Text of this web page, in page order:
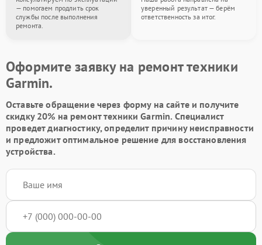
— помогаем продлить срок
службы после выполнения
ремонта.
уверенный результат — берём
ответственность за итог.
Оформите заявку на ремонт техники
Garmin.
Оставьте обращение через форму на сайте и получите
скидку 20% на ремонт техники Garmin. Специалист
проведет диагностику, определит причину неисправности
и предложит оптимальное решение для восстановления
устройства.